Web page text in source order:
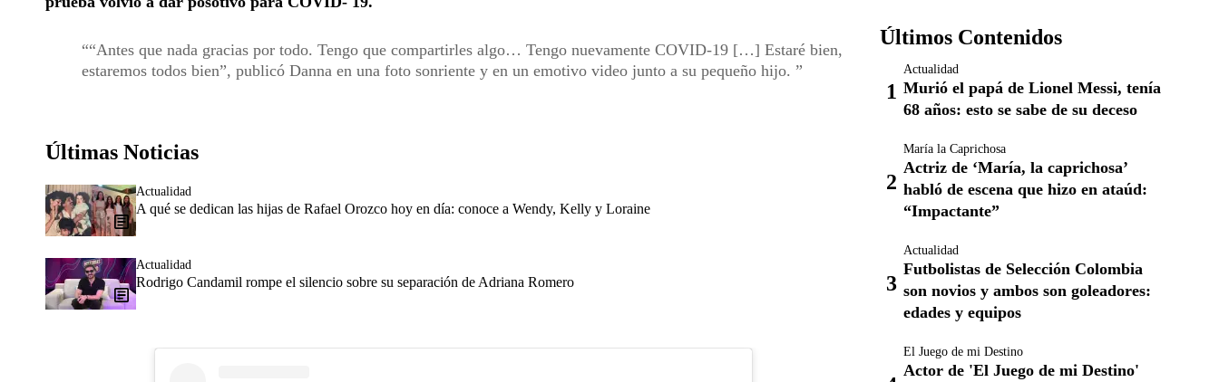
“Antes que nada gracias por todo. Tengo que compartirles algo… Tengo nuevamente COVID-19 […] Estaré bien,
estaremos todos bien”, publicó Danna en una foto sonriente y en un emotivo video junto a su pequeño hijo.
Últimas Noticias
Actualidad
A qué se dedican las hijas de Rafael Orozco hoy en día: conoce a Wendy, Kelly y Loraine
Actualidad
Rodrigo Candamil rompe el silencio sobre su separación de Adriana Romero
Últimos Contenidos
Actualidad
Murió el papá de Lionel Messi, tenía
68 años: esto se sabe de su deceso
María la Caprichosa
Actriz de ‘María, la caprichosa’
habló de escena que hizo en ataúd:
“Impactante”
Actualidad
Futbolistas de Selección Colombia
son novios y ambos son goleadores:
edades y equipos
El Juego de mi Destino
Actor de 'El Juego de mi Destino'